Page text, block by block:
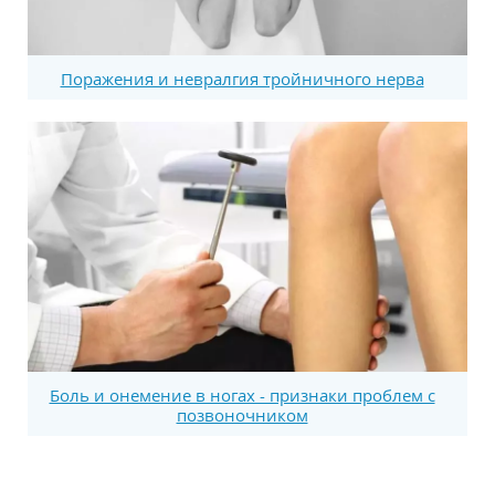
Поражения и невралгия тройничного нерва
Боль и онемение в ногах - признаки проблем с
позвоночником